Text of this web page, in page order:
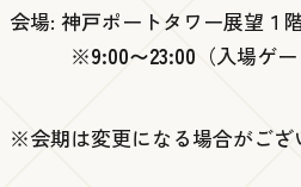
会場: 神戸ポートタワー展望１
※9:00〜23:00 （入場ゲ
※会期は変更になる場合がござ